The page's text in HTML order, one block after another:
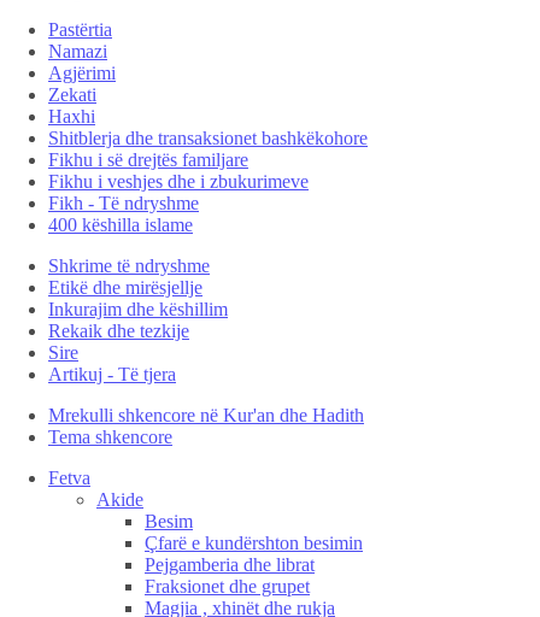
Pastërtia
Namazi
Agjërimi
Zekati
Haxhi
Shitblerja dhe transaksionet bashkëkohore
Fikhu i së drejtës familjare
Fikhu i veshjes dhe i zbukurimeve
Fikh - Të ndryshme
400 këshilla islame
Shkrime të ndryshme
Etikë dhe mirësjellje
Inkurajim dhe këshillim
Rekaik dhe tezkije
Sire
Artikuj - Të tjera
Mrekulli shkencore në Kur'an dhe Hadith
Tema shkencore
Fetva
Akide
Besim
Çfarë e kundërshton besimin
Pejgamberia dhe librat
Fraksionet dhe grupet
Magjia , xhinët dhe rukja